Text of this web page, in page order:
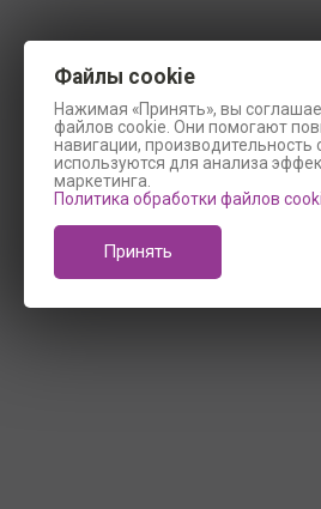
Файлы cookie
Нажимая «Принять», вы
файлов cookie. Они помогают
навигации, производительность
используются для анализа
маркетинга.
Политика обработки файлов
Принять